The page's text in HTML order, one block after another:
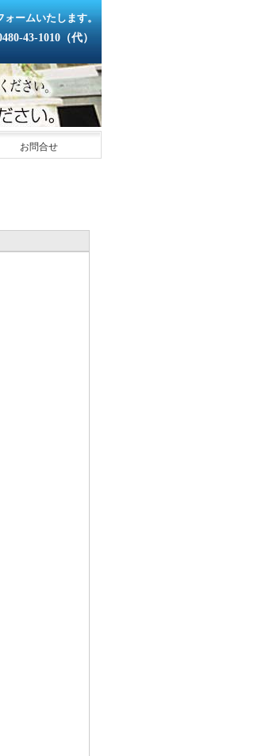
ォームいたします。
43-1010（代）
お問合せ